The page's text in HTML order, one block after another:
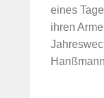
eines
ihren